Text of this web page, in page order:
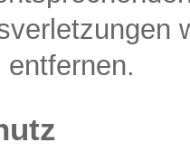
entfernen.